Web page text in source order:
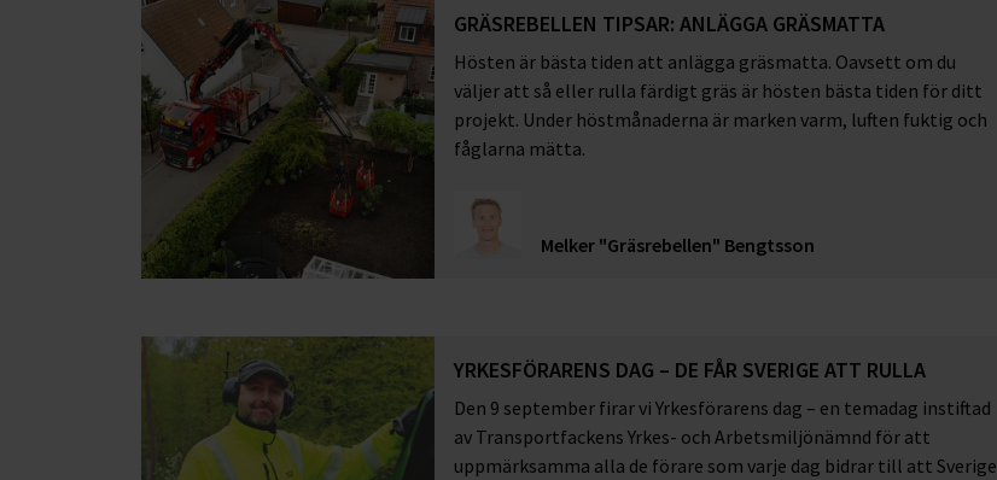
GRÄSREBELLEN TIPSAR: ANLÄGGA GRÄSMATTA
Hösten är bästa tiden att anlägga gräsmatta. Oavsett om du
väljer att så eller rulla färdigt gräs är hösten bästa tiden för ditt
projekt. Under höstmånaderna är marken varm, luften fuktig och
fåglarna mätta.
Melker "Gräsrebellen" Bengtsson
YRKESFÖRARENS DAG – DE FÅR SVERIGE ATT RULLA
Den 9 september firar vi Yrkesförarens dag – en temadag instiftad
av Transportfackens Yrkes- och Arbetsmiljönämnd för att
uppmärksamma alla de förare som varje dag bidrar till att Sverige